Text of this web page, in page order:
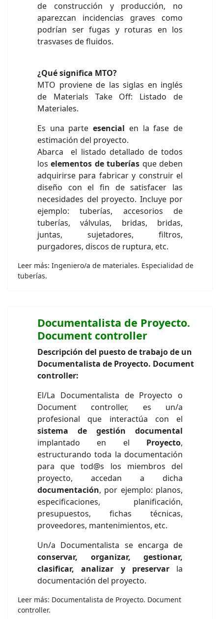
de construcción y producción, no
aparezcan incidencias graves como
podrían ser fugas y roturas en los
trasvases de fluidos.
¿Qué significa MTO?
MTO proviene de las siglas en inglés
de Materials Take Off: Listado de
Materiales.
Es una parteesencial en la fase de
estimación del proyecto.
Abarca el listado detallado de todos
loselementos de tuberías que deben
adquirirse para fabricar y construir el
diseño con el fin de satisfacer las
necesidades del proyecto. Incluye por
ejemplo: tuberías, accesorios de
tuberías, válvulas, bridas, bridas,
juntas, sujetadores, filtros,
purgadores, discos de ruptura, etc.
Leer más: Ingeniero/a de materiales. Especialidad de
tuberías.
Documentalista de Proyecto.
Document controller
Descripción del puesto de trabajo de un
Documentalista de Proyecto. Document
controller:
El/La Documentalista de Proyecto o
Document controller, es un/a
profesional que interactúa con el
sistema de gestión documental
implantado en el Proyecto,
estructurando toda la documentación
para que tod@s los miembros del
proyecto, accedan a dicha
documentación, por ejemplo: planos,
especificaciones, planificación,
presupuestos, fichas técnicas,
proveedores, mantenimientos, etc.
Un/a Documentalista se encarga de
conservar, organizar, gestionar,
clasificar, analizar y preservarla
documentación del proyecto.
Leer más: Documentalista de Proyecto. Document
controller.